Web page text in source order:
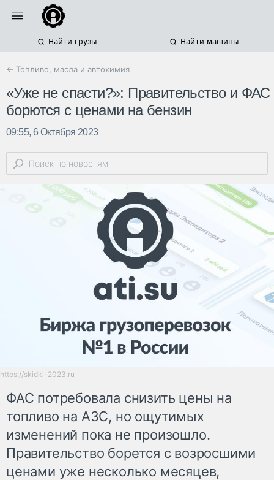
Найти грузы Найти машины
← Топливо, масла и автохимия
«Уже не спасти?»: Правительство и ФАС
борются с ценами на бензин
09:55, 6 Октября 2023
https://skidki-2023.ru
ФАС потребовала снизить цены на
топливо на АЗС, но ощутимых
изменений пока не произошло.
Правительство борется с возросшими
ценами уже несколько месяцев,